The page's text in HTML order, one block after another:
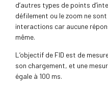
d’autres types de points
défilement ou le zoom ne
interactions car aucune
même.
L’objectif de FID est de
son chargement, et une
égale à 100 ms.